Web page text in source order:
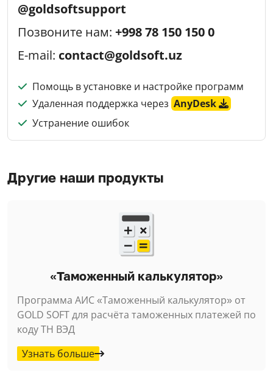
@goldsoftsupport
Позвоните нам: +998 78 150 150 0
E-mail: contact@goldsoft.uz
Помощь в установке и настройке программ
Удаленная поддержка через AnyDesk
Устранение ошибок
Другие наши продукты
«Таможенный калькулятор»
Программа АИС «Таможенный калькулятор» от
GOLD SOFT для расчёта таможенных платежей по
коду ТН ВЭД
Узнать больше